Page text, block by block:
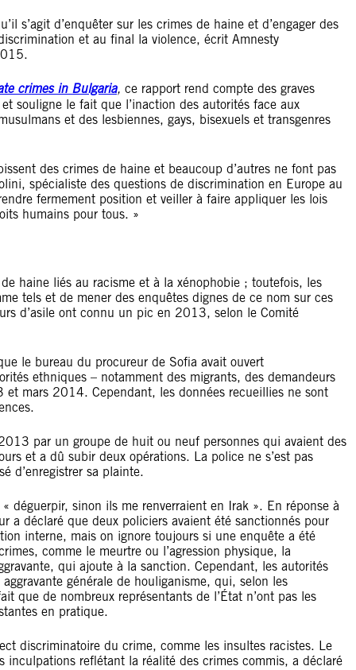
s’agit d’enquêter sur les crimes de haine et d’engager des
et au final la violence, écrit Amnesty
crimes in Bulgaria, ce rapport rend compte des graves
souligne le fait que l’inaction des autorités face aux
et des lesbiennes, gays, bisexuels et transgenres
des crimes de haine et beaucoup d’autres ne font pas
spécialiste des questions de discrimination en Europe au
fermement position et veiller à faire appliquer les lois
humains pour tous. »
haine liés au racisme et à la xénophobie ; toutefois, les
tels et de mener des enquêtes dignes de ce nom sur ces
d’asile ont connu un pic en 2013, selon le Comité
le bureau du procureur de Sofia avait ouvert
ethniques – notamment des migrants, des demandeurs
et mars 2014. Cependant, les données recueillies ne sont
par un groupe de huit ou neuf personnes qui avaient des
et a dû subir deux opérations. La police ne s’est pas
d’enregistrer sa plainte.
déguerpir, sinon ils me renverraient en Irak ». En réponse à
a déclaré que deux policiers avaient été sanctionnés pour
interne, mais on ignore toujours si une enquête a été
comme le meurtre ou l’agression physique, la
qui ajoute à la sanction. Cependant, les autorités
générale de houliganisme, qui, selon les
que de nombreux représentants de l’État n’ont pas les
en pratique.
discriminatoire du crime, comme les insultes racistes. Le
reflétant la réalité des crimes commis, a déclaré